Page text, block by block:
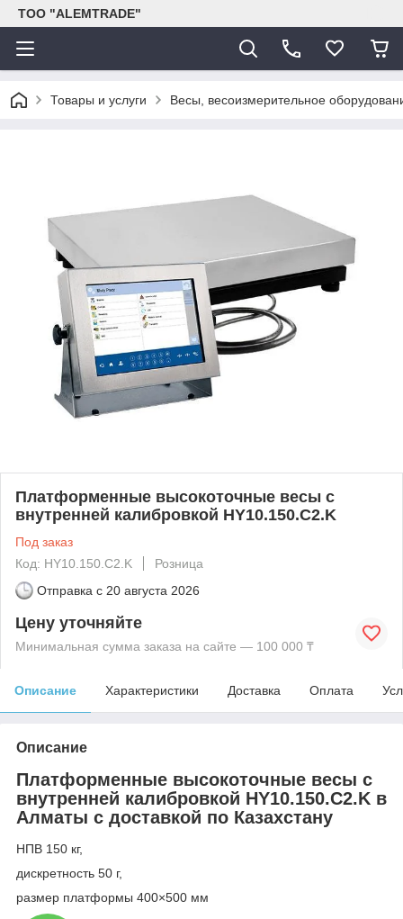
ТОО "ALEMTRADE"
Товары и услуги Весы, весоизмерительное
Платформенные высокоточные весы с
внутренней калибровкой HY10.150.C2.K
Под заказ
Код: HY10.150.C2.K
Розница
Отправка с 20 августа 2026
Цену уточняйте
Минимальная сумма заказа на сайте — 100 000 ₸
Описание Характеристики Доставка Оплата
Описание
Платформенные высокоточные весы с
внутренней калибровкой HY10.150.C2.K в
Алматы с доставкой по Казахстану
НПВ 150 кг,
дискретность 50 г,
размер платформы 400×500 мм